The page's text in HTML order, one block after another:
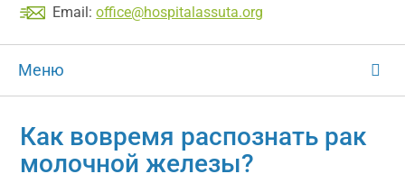
Email: office@hospitalassuta.org
Меню
Как вовремя распознать рак
молочной железы?